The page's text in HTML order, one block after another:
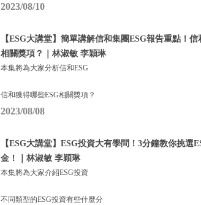
2023/08/10
【ESG大講堂】簡單講解信和集團ESG報告重點！
相關獎項？｜林淑敏 李穎琳
本集將為大家分析信和ESG
信和獲得哪些ESG相關獎項？
2023/08/08
【ESG大講堂】ESG投資大有學問！3分鐘教你挑選
金！｜林淑敏 李穎琳
本集將為大家介紹ESG投資
不同類型的ESG投資有些什麼分